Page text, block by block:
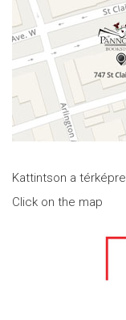
Kattintson a térképre
Click on the map